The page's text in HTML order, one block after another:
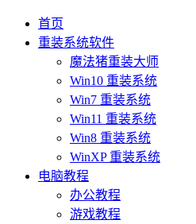
首页
重装系统软件
魔法猪重装大师
Win10 重装系统
Win7 重装系统
Win11 重装系统
Win8 重装系统
WinXP 重装系统
电脑教程
办公教程
游戏教程